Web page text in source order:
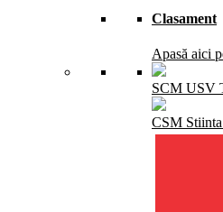
Clasament
Apasă aici
SCM USV
CSM